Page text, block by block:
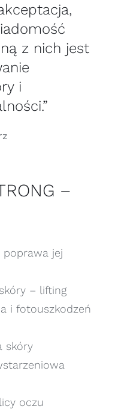
z nich jest
i
–
poprawa jej
– lifting
i fotouszkodzeń
skóry
oczu